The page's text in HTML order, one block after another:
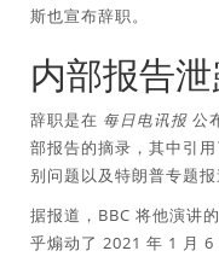
斯也宣布辞职。
内部报告
辞职是在 每日电讯报 公
部报告的摘录，其中引
别问题以及特朗普专题报
据报道，BBC 将他演讲
乎煽动了 2021 年 1 月 6